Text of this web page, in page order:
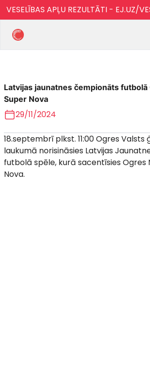
VESELĪBAS APĻU REZULTĀTI - EJ.UZ/
Latvijas jaunatnes čempionāts futbolā
Super Nova
29/11/2024
18.septembrī plkst. 11:00 Ogres Valsts
laukumā norisināsies Latvijas
futbolā spēle, kurā sacentīsies Ogres
Nova.